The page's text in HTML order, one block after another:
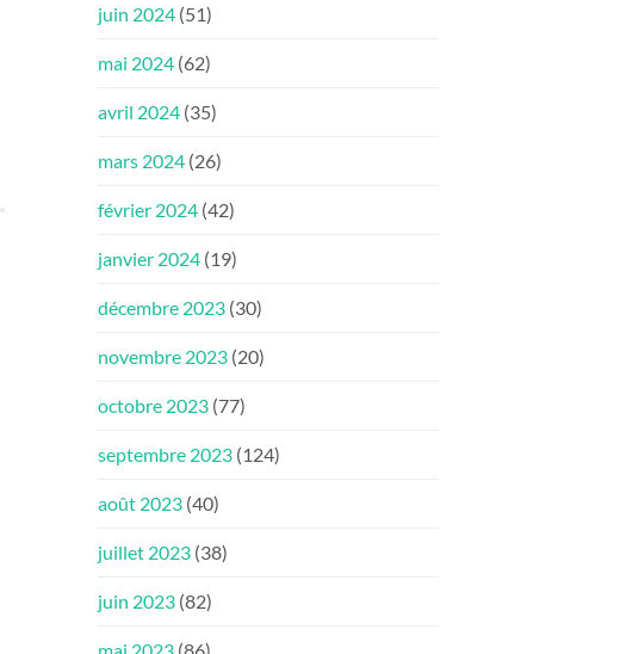
juin 2024 (51)
mai 2024 (62)
avril 2024 (35)
mars 2024 (26)
février 2024 (42)
janvier 2024 (19)
décembre 2023 (30)
novembre 2023 (20)
octobre 2023 (77)
septembre 2023 (124)
août 2023 (40)
juillet 2023 (38)
juin 2023 (82)
mai 2023 (86)